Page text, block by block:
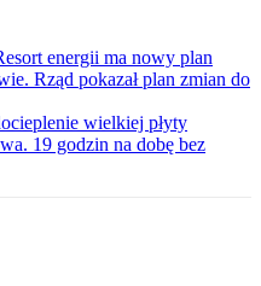
energii ma nowy plan
Rząd pokazał plan zmian do
wielkiej płyty
19 godzin na dobę bez